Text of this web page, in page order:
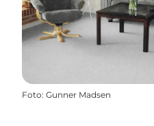
Foto: Gunner Madsen